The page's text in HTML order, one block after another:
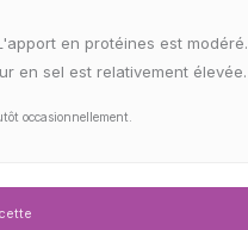
en protéines est modéré.
en sel est relativement élevée.
occasionnellement.